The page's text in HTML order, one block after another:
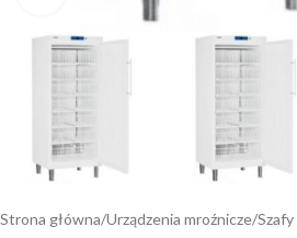
Strona główna/Urządzenia mroźnicze/